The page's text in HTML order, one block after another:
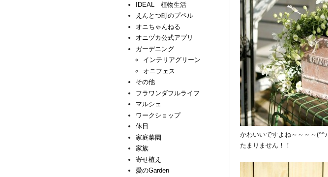
かわいいですよね～～～～(^^♪
たまりません！！
IDEAL 植物生活
えんとつ町のプペル
オニちゃんねる
オニヅカ公式アプリ
ガーデニング
インテリアグリーン
オニフェス
その他
フラワンダフルライフ
マルシェ
ワークショップ
休日
家庭菜園
家族
寄せ植え
愛のGarden